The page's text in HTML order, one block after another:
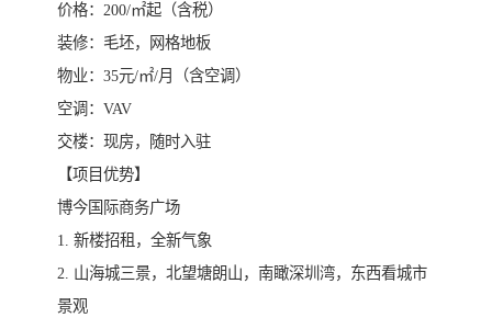
价格：200/㎡起（含税）
装修：毛坯，网格地板
物业：35元/㎡/月（含空调）
空调：VAV
交楼：现房，随时入驻
【项目优势】
博今国际商务广场
1. 新楼招租，全新气象
2. 山海城三景，北望塘朗山，南瞰深圳湾，东西看城市
景观